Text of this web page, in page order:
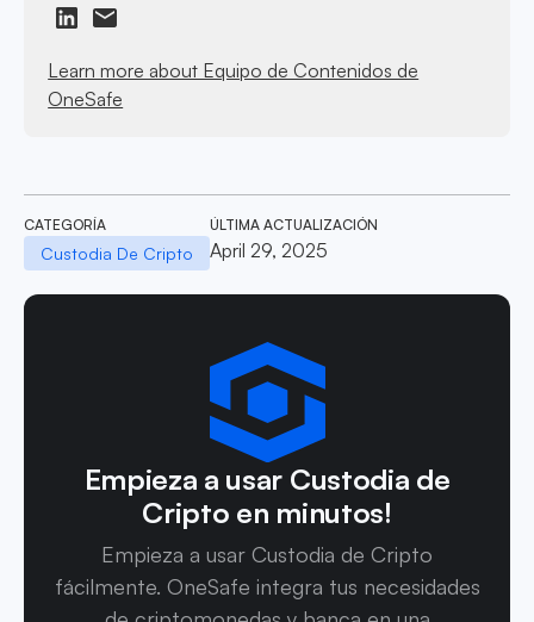
Learn more about Equipo de Contenidos de
OneSafe
CATEGORÍA
Custodia De Cripto
ÚLTIMA ACTUALIZACIÓN
April 29, 2025
Empieza a usar Custodia de
Cripto en minutos!
Empieza a usar Custodia de Cripto
fácilmente. OneSafe integra tus necesidades